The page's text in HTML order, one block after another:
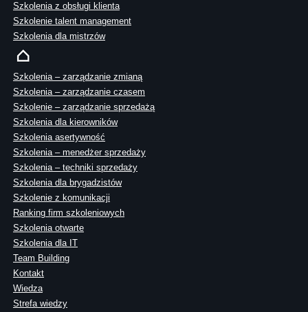
Szkolenia z obsługi klienta
Szkolenie talent management
Szkolenia dla mistrzów
Szkolenia – zarządzanie zmianą
Szkolenia – zarządzanie czasem
Szkolenie – zarządzanie sprzedażą
Szkolenia dla kierowników
Szkolenia asertywność
Szkolenia – menedżer sprzedaży
Szkolenia – techniki sprzedaży
Szkolenia dla brygadzistów
Szkolenie z komunikacji
Ranking firm szkoleniowych
Szkolenia otwarte
Szkolenia dla IT
Team Building
Kontakt
Wiedza
Strefa wiedzy